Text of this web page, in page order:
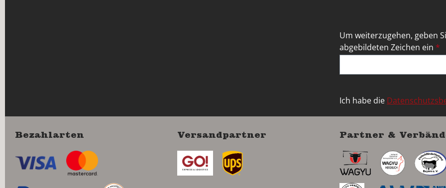
Um weiterzugehen, geben
abgebildeten Zeichen ein *
Ich habe die
Bezahlarten Versandpartner Partner &